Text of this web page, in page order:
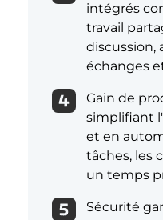
intégrés
travail
discussion,
échanges
Gain de
simplifiant
et en
tâches, les
un temps
Sécurité